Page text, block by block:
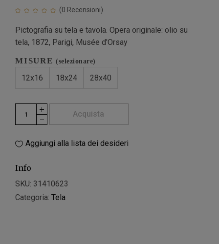
(0 Recensioni)
Pictografia su tela e tavola. Opera originale: olio su
tela, 1872, Parigi, Musée d'Orsay
MISURE(selezionare)
12x16 18x24 28x40
Acquista
Aggiungi alla lista dei desideri
Info
SKU: 31410623
Categoria:Tela